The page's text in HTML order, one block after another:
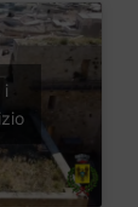
i